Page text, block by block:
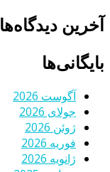
آخرین دیدگاه‌ها
بایگانی‌ها
آگوست 2026
جولای 2026
ژوئن 2026
فوریه 2026
ژانویه 2026